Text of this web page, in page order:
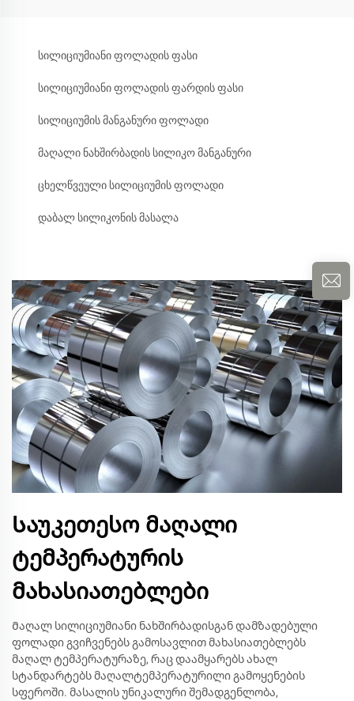
სილიციუმიანი ფოლადის ფასი
სილიციუმიანი ფოლადის ფარდის ფასი
სილიციუმის მანგანური ფოლადი
მაღალი ნახშირბადის სილიკო მანგანური
ცხელწვეული სილიციუმის ფოლადი
დაბალ სილიკონის მასალა
Საუკეთესო მაღალი
ტემპერატურის
მახასიათებლები
Მაღალ სილიციუმიანი ნახშირბადისგან დამზადებული
ფოლადი გვიჩვენებს გამოსავლით მახასიათებლებს
მაღალ ტემპერატურაზე, რაც დაამყარებს ახალ
სტანდარტებს მაღალტემპერატურილი გამოყენების
სფეროში. მასალის უნიკალური შემადგენლობა,